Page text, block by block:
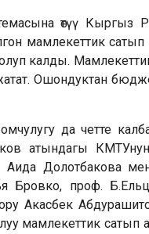
өтүү Кыргыз
мамлекеттик
калды.
Ошондуктан
да четте
атындагы
Аида Долотбакова
Бровко, проф.
Акасбек
мамлекеттик сатып